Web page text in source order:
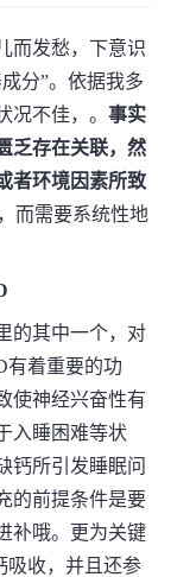
而发愁，下意识
分”。依据我多
况不佳，。 事实
乏存在关联，然
者环境因素所致
而需要系统性地
的其中一个，对
有着重要的功
使神经兴奋性有
入睡困难等状
钙所引发睡眠问
的前提条件是要
补哦。更为关键
吸收，并且还参